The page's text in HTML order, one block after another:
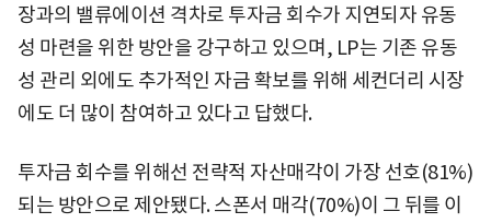
장과의 밸류에이션 격차로 투자금 회수가 지연되자 유동
성 마련을 위한 방안을 강구하고 있으며, LP는 기존 유동
성 관리 외에도 추가적인 자금 확보를 위해 세컨더리 시장
에도 더 많이 참여하고 있다고 답했다.
투자금 회수를 위해선 전략적 자산매각이 가장 선호(81%)
되는 방안으로 제안됐다. 스폰서 매각(70%)이 그 뒤를 이